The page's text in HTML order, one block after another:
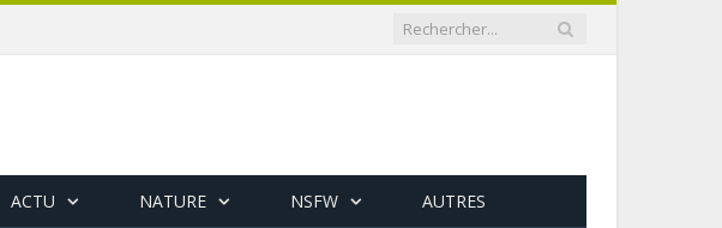
ACTU NATURE NSFW AUTRES